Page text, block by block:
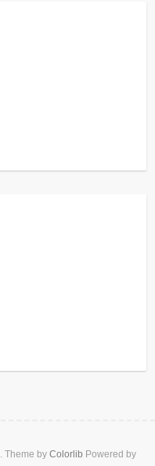
. Theme by Colorlib Powered by